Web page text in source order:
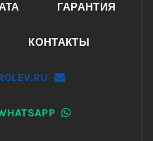
ГАРАНТИЯ
КОНТАКТЫ